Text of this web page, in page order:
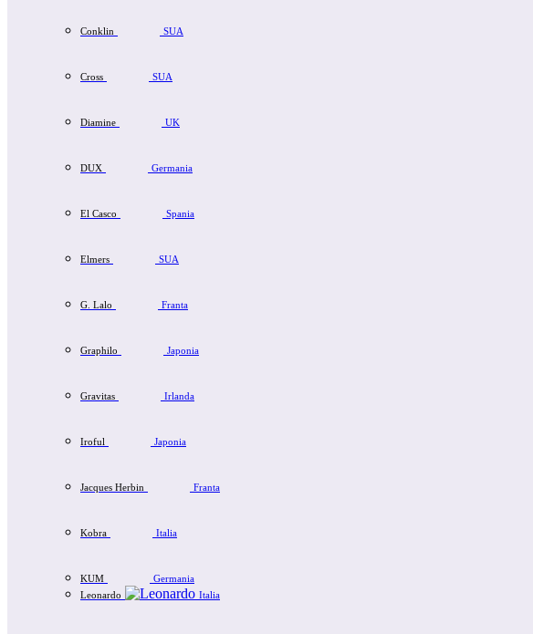
Conklin SUA
Cross SUA
Diamine UK
DUX Germania
El Casco Spania
Elmers SUA
G. Lalo Franta
Graphilo Japonia
Gravitas Irlanda
Iroful Japonia
Jacques Herbin Franta
Kobra Italia
KUM
Germania
Leonardo
Italia